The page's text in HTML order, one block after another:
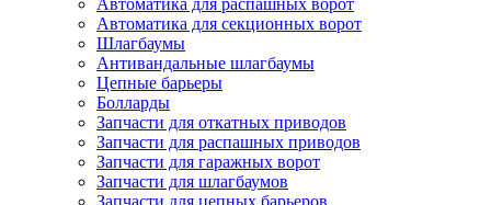
Автоматика для распашных ворот
Автоматика для секционных ворот
Шлагбаумы
Антивандальные шлагбаумы
Цепные барьеры
Болларды
Запчасти для откатных приводов
Запчасти для распашных приводов
Запчасти для гаражных ворот
Запчасти для шлагбаумов
Запчасти для цепных барьеров